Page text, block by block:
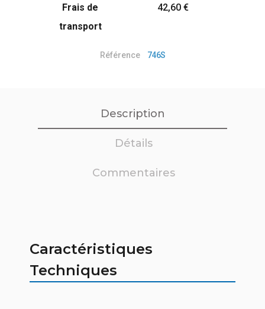
Frais de
transport
42,60 €
Référence 746S
Description
Détails
Commentaires
Caractéristiques
Techniques